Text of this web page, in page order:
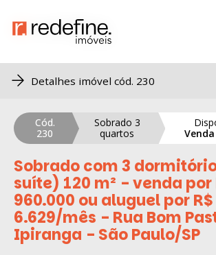
Detalhes imóvel cód. 230
Cód.
230
Sobrado 3
quartos
Sobrado com 3
suíte) 120 m² - venda por
960.000 ou aluguel por R$
6.629/mês - Rua Bom
Ipiranga - São Paulo/SP